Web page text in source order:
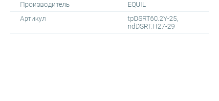
Производитель
EQUIL
Артикул
tpDSRT60.2Y-25,
ndDSRT.H27-29